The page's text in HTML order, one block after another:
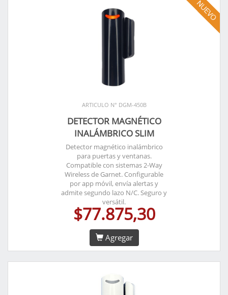
ARTICULO N° DGM-450B
DETECTOR MAGNÉTICO
INALÁMBRICO SLIM
Detector magnético inalámbrico
para puertas y ventanas.
Compatible con sistemas 2-Way
Wireless de Garnet. Configurable
por app móvil, envía alertas y
admite segundo lazo N/C. Seguro y
versátil.
$77.875,30
Agregar